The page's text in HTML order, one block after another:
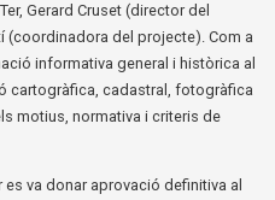
Gerard Cruset (director del
(coordinadora del projecte). Com a
informativa general i històrica al
cartogràfica, cadastral, fotogràfica
motius, normativa i criteris de
va donar aprovació definitiva al